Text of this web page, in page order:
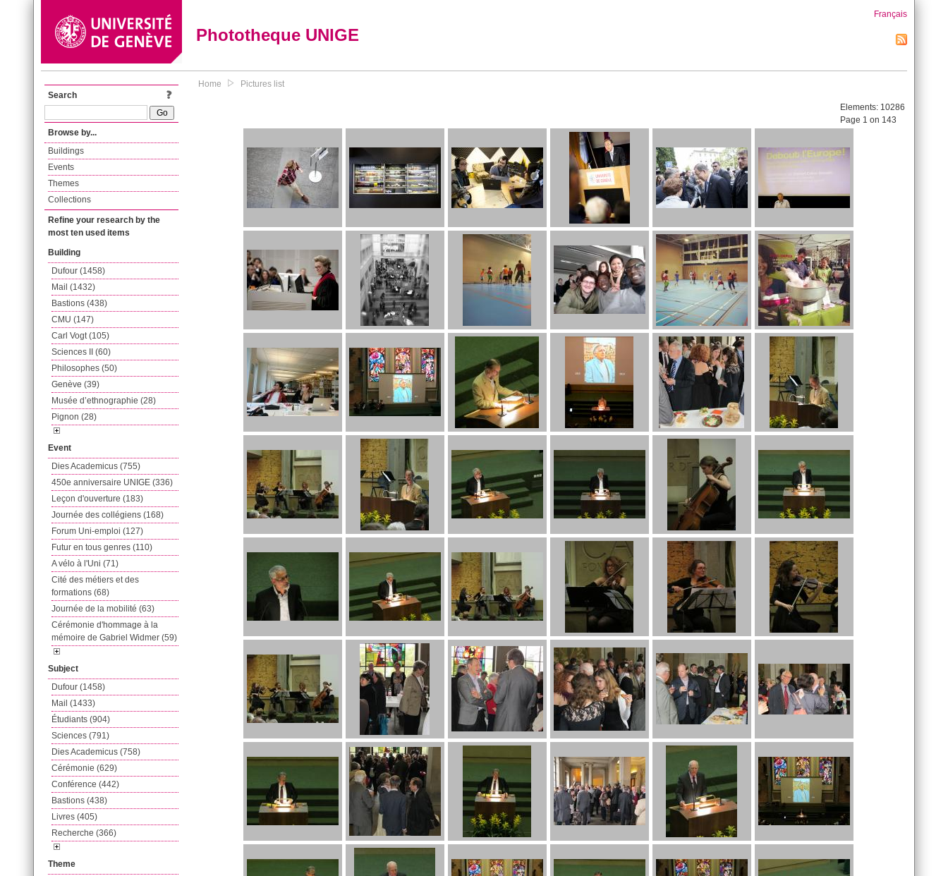
Phototheque UNIGE
Français
Search
Browse by...
Buildings
Events
Themes
Collections
Refine your research by the
most ten used items
Building
Dufour (1458)
Mail (1432)
Bastions (438)
CMU (147)
Carl Vogt (105)
Sciences II (60)
Philosophes (50)
Genève (39)
Musée d’ethnographie (28)
Pignon (28)
Event
Dies Academicus (755)
450e anniversaire UNIGE (336)
Leçon d'ouverture (183)
Journée des collégiens (168)
Forum Uni-emploi (127)
Futur en tous genres (110)
A vélo à l'Uni (71)
Cité des métiers et des
formations (68)
Journée de la mobilité (63)
Cérémonie d'hommage à la
mémoire de Gabriel Widmer (59)
Subject
Dufour (1458)
Mail (1433)
Étudiants (904)
Sciences (791)
Dies Academicus (758)
Cérémonie (629)
Conférence (442)
Bastions (438)
Livres (405)
Recherche (366)
Theme
Home Pictures list
Elements: 10286
Page 1 on 143